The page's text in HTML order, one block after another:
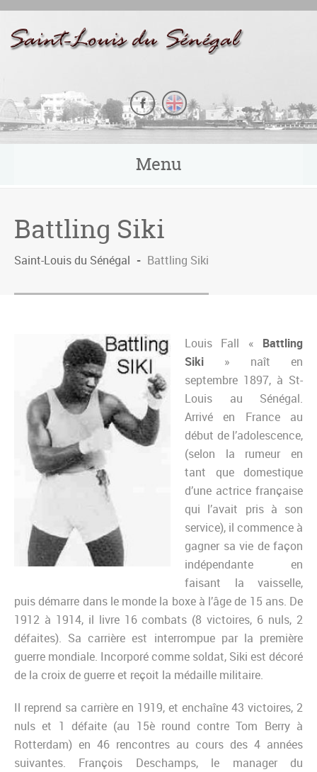
Menu
Battling Siki
Saint-Louis du Sénégal - Battling Siki
Louis Fall « Battling
Siki » naît en
septembre 1897, à St-
Louis au Sénégal.
Arrivé en France au
début de l’adolescence,
(selon la rumeur en
tant que domestique
d’une actrice française
qui l’avait pris à son
service), il commence à
gagner sa vie de façon
indépendante en
faisant la vaisselle,
puis démarre dans le monde la boxe à l’âge de 15 ans. De
1912 à 1914, il livre 16 combats (8 victoires, 6 nuls, 2
défaites). Sa carrière est interrompue par la première
guerre mondiale. Incorporé comme soldat, Siki est décoré
de la croix de guerre et reçoit la médaille militaire.
Il reprend sa carrière en 1919, et enchaîne 43 victoires, 2
nuls et 1 défaite (au 15è round contre Tom Berry à
Rotterdam) en 46 rencontres au cours des 4 années
suivantes. François Deschamps, le manager du
Panneau de gestion des cookies